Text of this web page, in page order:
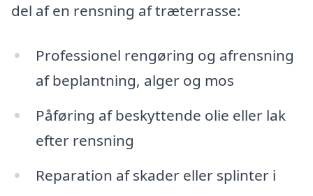
del af en rensning af træterrasse:
Professionel rengøring og afrensning
af beplantning, alger og mos
Påføring af beskyttende olie eller lak
efter rensning
Reparation af skader eller splinter i